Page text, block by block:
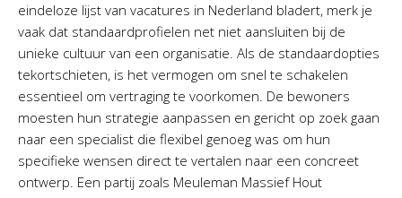
eindeloze lijst van vacatures in Nederland bladert, merk je
vaak dat standaardprofielen net niet aansluiten bij de
unieke cultuur van een organisatie. Als de standaardopties
tekortschieten, is het vermogen om snel te schakelen
essentieel om vertraging te voorkomen. De bewoners
moesten hun strategie aanpassen en gericht op zoek gaan
naar een specialist die flexibel genoeg was om hun
specifieke wensen direct te vertalen naar een concreet
ontwerp. Een partij zoals Meuleman Massief Hout